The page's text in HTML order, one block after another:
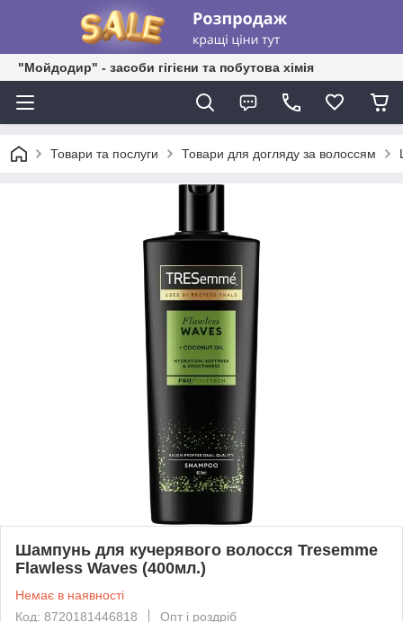
"Мойдодир" - засоби гігієни та побутова хімія
Товари та послуги Товари для догляду за волоссям
Шампунь для кучерявого волосся Tresemme
Flawless Waves (400мл.)
Немає в наявності
Код: 8720181446818
Опт і роздріб